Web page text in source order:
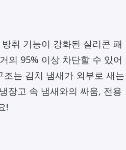
취 기능이 강화된 실리콘 패
의 95% 이상 차단할 수 있어
는 김치 냄새가 외부로 새는
장고 속 냄새와의 싸움, 전용
!